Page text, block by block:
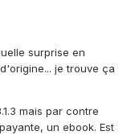
surprise en
je trouve ça
mais par contre
un ebook. Est